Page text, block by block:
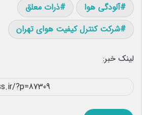
آلودگی هوا
ذرات معلق
شرکت کنترل کیفیت هوای تهران
لینک خبر: